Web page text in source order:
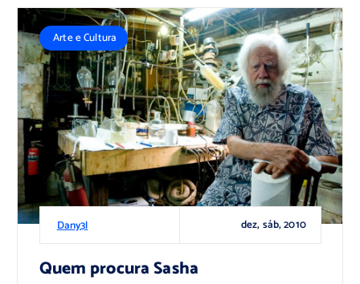
Dany3l dez, sáb, 2010
Arte e Cultura
Quem procura Sasha